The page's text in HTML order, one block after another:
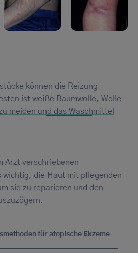
können die Reizung
ist weiße Baumwolle, Wolle
meiden und das Waschmittel
Arzt verschriebenen
wichtig, die Haut mit pflegenden
sie zu reparieren und den
für atopische Ekzeme